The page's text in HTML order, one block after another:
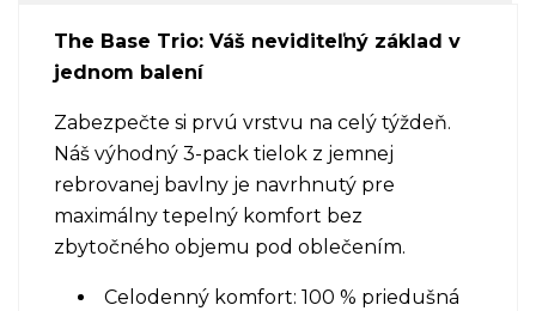
The Base Trio: Váš neviditeľný základ v
jednom balení
Zabezpečte si prvú vrstvu na celý týždeň.
Náš výhodný 3-pack tielok z jemnej
rebrovanej bavlny je navrhnutý pre
maximálny tepelný komfort bez
zbytočného objemu pod oblečením.
Celodenný komfort: 100 % priedušná